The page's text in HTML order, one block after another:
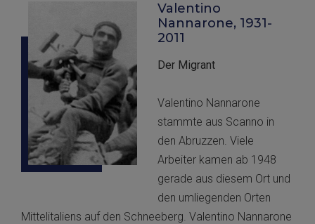
Valentino
Nannarone, 1931-
2011
Der Migrant
Valentino Nannarone
stammte aus Scanno in
den Abruzzen. Viele
Arbeiter kamen ab 1948
gerade aus diesem Ort und
den umliegenden Orten
Mittelitaliens auf den Schneeberg. Valentino Nannarone